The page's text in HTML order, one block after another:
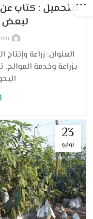
للتحميل : كتاب عن
لبعض
العنوان: زراعة
بزراعة وخدمة
23
يونيو